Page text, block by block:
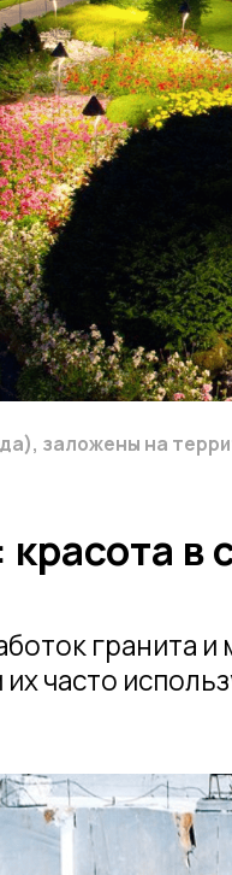
гранита и
используют
в
на территории